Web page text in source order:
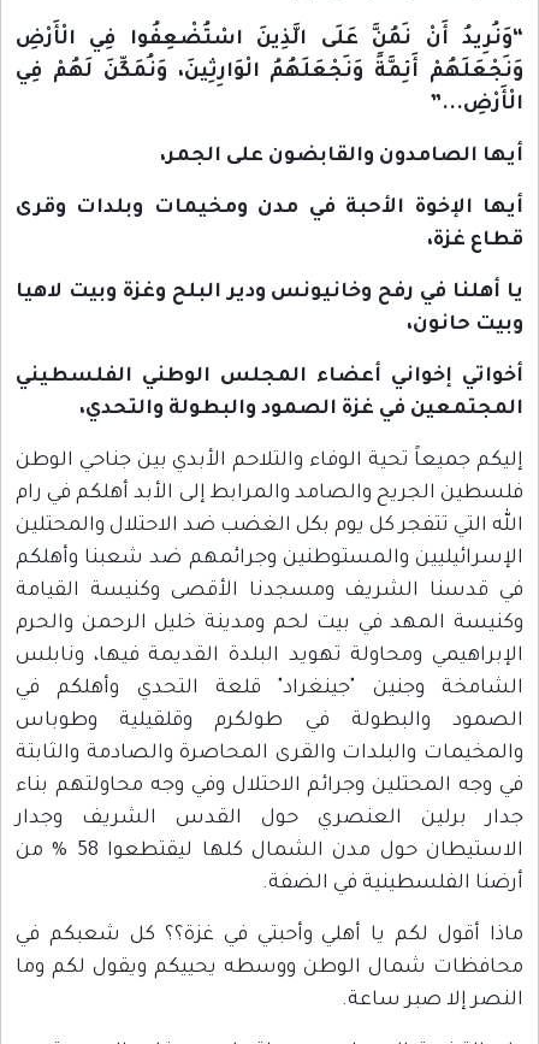
“وَنُرِيدُ أَنْ نَمُنَّ عَلَى الَّذِينَ اسْتُضْعِفُوا فِي الْأَرْضِ
وَنَجْعَلَهُمْ أَئِمَّةً وَنَجْعَلَهُمُ الْوَارِثِينَ، وَنُمَكِّنَ لَهُمْ فِي
الْأَرْضِ...”
أيها الصامدون والقابضون على الجمر،
أيها الإخوة الأحبة في مدن ومخيمات وبلدات وقرى
قطاع غزة،
يا أهلنا في رفح وخانيونس ودير البلح وغزة وبيت لاهيا
وبيت حانون،
أخواتي إخواني أعضاء المجلس الوطني الفلسطيني
المجتمعين في غزة الصمود والبطولة والتحدي،
إليكم جميعاً تحية الوفاء والتلاحم الأبدي بين جناحي الوطن
فلسطين الجريح والصامد والمرابط إلى الأبد أهلكم في رام
الله التي تتفجر كل يوم بكل الغضب ضد الاحتلال والمحتلين
الإسرائيليين والمستوطنين وجرائمهم ضد شعبنا وأهلكم
في قدسنا الشريف ومسجدنا الأقصى وكنيسة القيامة
وكنيسة المهد في بيت لحم ومدينة خليل الرحمن والحرم
الإبراهيمي ومحاولة تهويد البلدة القديمة فيها، ونابلس
الشامخة وجنين "جينغراد" قلعة التحدي وأهلكم في
الصمود والبطولة في طولكرم وقلقيلية وطوباس
والمخيمات والبلدات والقرى المحاصرة والصادمة والثابتة
في وجه المحتلين وجرائم الاحتلال وفي وجه محاولتهم بناء
جدار برلين العنصري حول القدس الشريف وجدار
الاستيطان حول مدن الشمال كلها ليقتطعوا 58 % من
أرضنا الفلسطينية في الضفة.
ماذا أقول لكم يا أهلي وأحبتي في غزة؟؟ كل شعبكم في
محافظات شمال الوطن ووسطه يحييكم ويقول لكم وما
النصر إلا صبر ساعة.